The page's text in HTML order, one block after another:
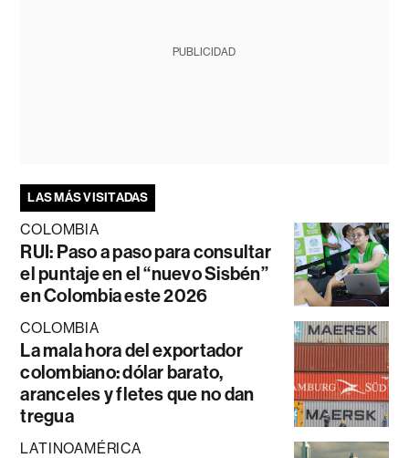
PUBLICIDAD
LAS MÁS VISITADAS
COLOMBIA
RUI: Paso a paso para consultar
el puntaje en el “nuevo Sisbén”
en Colombia este 2026
COLOMBIA
La mala hora del exportador
colombiano: dólar barato,
aranceles y fletes que no dan
tregua
LATINOAMÉRICA